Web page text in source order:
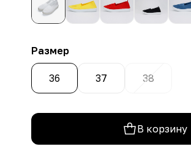
Размер
36 37 38
В корзину